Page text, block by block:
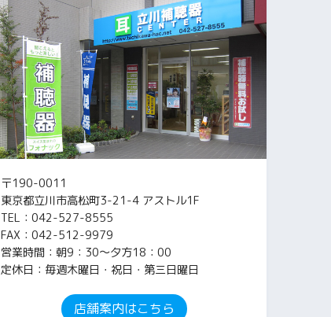
〒190-0011
東京都立川市高松町3-21-4 アストル1F
TEL：042-527-8555
FAX：042-512-9979
営業時間：朝9：30～夕方18：00
定休日：毎週木曜日・祝日・第三日曜日
店舗案内はこちら